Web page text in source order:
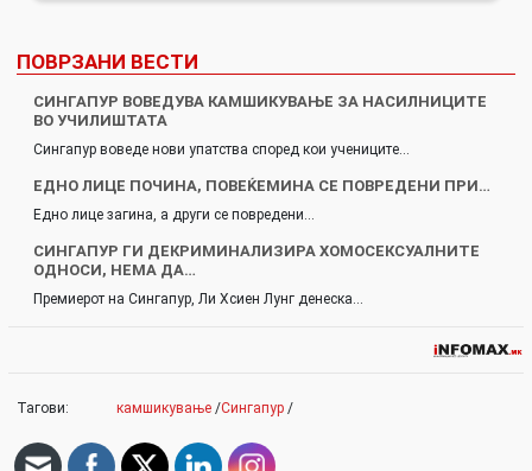
ПОВРЗАНИ ВЕСТИ
СИНГАПУР ВОВЕДУВА КАМШИКУВАЊЕ ЗА НАСИЛНИЦИТЕ
ВО УЧИЛИШТАТА
Сингапур воведе нови упатства според кои учениците…
ЕДНО ЛИЦЕ ПОЧИНА, ПОВЕЌЕМИНА СЕ ПОВРЕДЕНИ ПРИ…
Едно лице загина, а други се повредени…
СИНГАПУР ГИ ДЕКРИМИНАЛИЗИРА ХОМОСЕКСУАЛНИТЕ
ОДНОСИ, НЕМА ДА…
Премиерот на Сингапур, Ли Хсиен Лунг денеска…
Тагови: камшикување /Сингапур /